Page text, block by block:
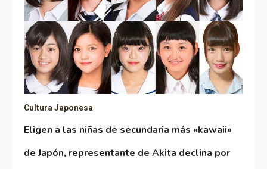
Cultura Japonesa
Eligen a las niñas de secundaria más «kawaii»
de Japón, representante de Akita declina por